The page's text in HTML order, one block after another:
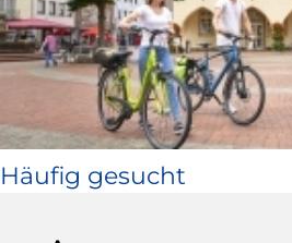
Häufig gesucht